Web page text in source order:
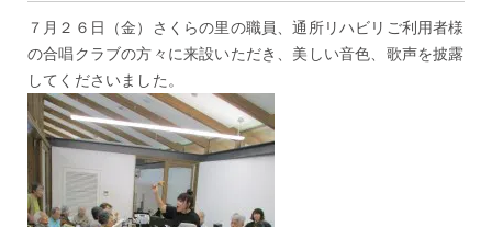
７月２６日（金）さくらの里の職員、通所リハビリご利用者様
の合唱クラブの方々に来設いただき、美しい音色、歌声を披露
してくださいました。